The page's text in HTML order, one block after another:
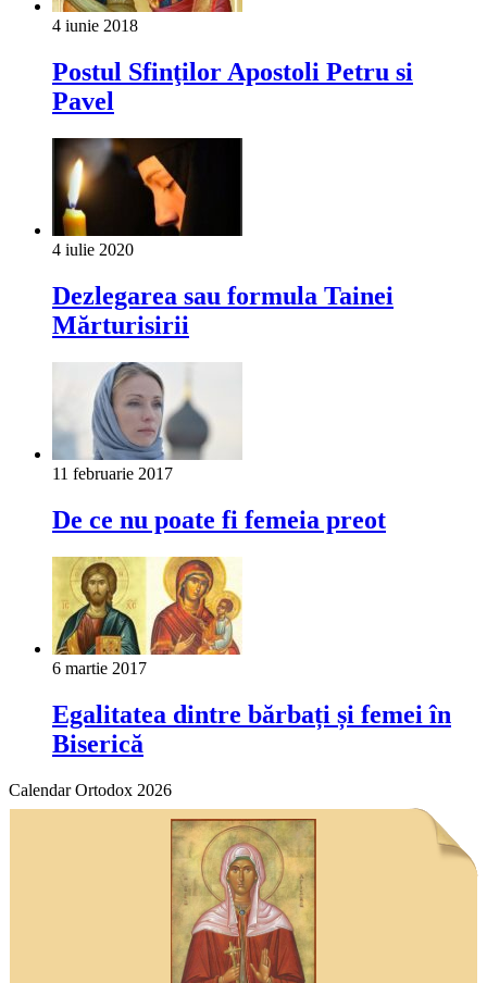
4 iunie 2018
Postul Sfinţilor Apostoli Petru si
Pavel
4 iulie 2020
Dezlegarea sau formula Tainei
Mărturisirii
11 februarie 2017
De ce nu poate fi femeia preot
6 martie 2017
Egalitatea dintre bărbați și femei în
Biserică
Calendar Ortodox 2026